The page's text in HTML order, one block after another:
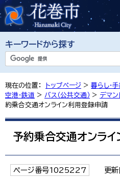
キーワードから探す
現在の位置： トップページ > 暮らし・
空港・鉄道 > バス（公共交通） > デマン
約乗合交通オンライン利用登録申請
予約乗合交通オンラ
ページ番号1025227 更新